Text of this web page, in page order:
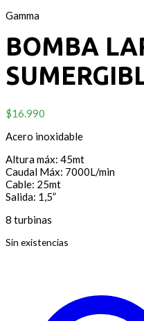
Gamma
BOMBA
$16.990
Acero inoxidable
Altura máx: 45mt
Caudal Máx: 7000L/min
Cable: 25mt
Salida: 1,5”
8 turbinas
Sin existencias